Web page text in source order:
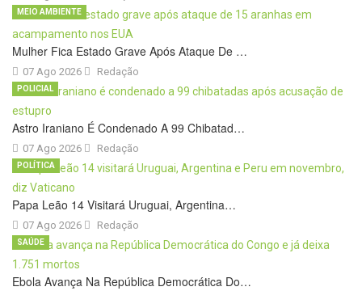
Mulher Fica Estado Grave Após Ataque De …
07 Ago 2026
MEIO AMBIENTE
Redação
Astro Iraniano É Condenado A 99 Chibatad…
07 Ago 2026
POLICIAL
Redação
Papa Leão 14 Visitará Uruguai, Argentina…
07 Ago 2026
POLÍTICA
Redação
Ebola Avança Na República Democrática Do…
SAÚDE